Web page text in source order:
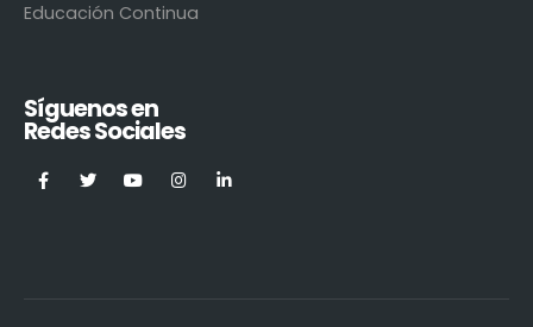
Educación Continua
Síguenos en
Redes Sociales